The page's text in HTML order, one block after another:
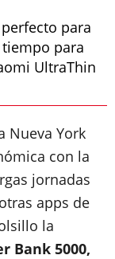
para
para
UltraThin
Nueva York
con la
jornadas
apps de
la
Bank 5000,